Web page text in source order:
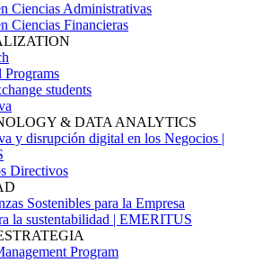
Ciencias Administrativas
Ciencias Financieras
Programs
students
& DATA ANALYTICS
y disrupción digital en los Negocios |
Directivos
Sostenibles para la Empresa
la sustentabilidad | EMERITUS
Program